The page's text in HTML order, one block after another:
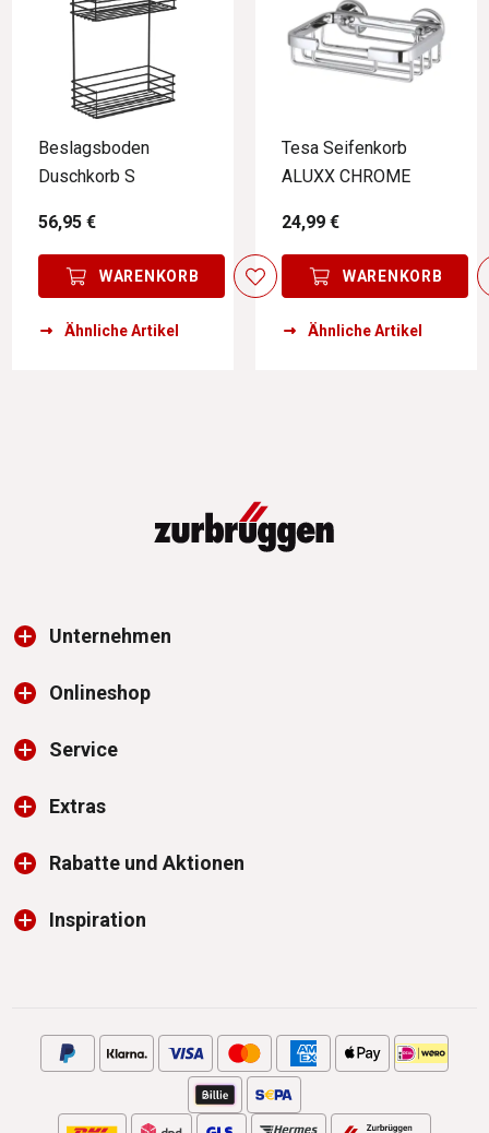
Beslagsboden
Duschkorb S
56,95 €
WARENKORB
Ähnliche Artikel
Tesa Seifenkorb
ALUXX CHROME
24,99 €
WARENKORB
Ähnliche Artikel
Unternehmen
Onlineshop
Service
Extras
Rabatte und Aktionen
Inspiration